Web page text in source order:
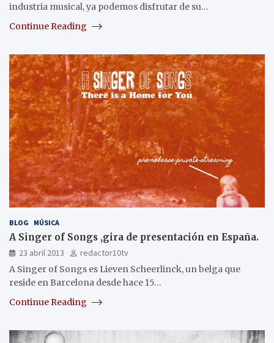
industria musical, ya podemos disfrutar de su…
Continue Reading
BLOG MÚSICA
A Singer of Songs ,gira de presentación en España.
23 abril 2013
redactor10tv
A Singer of Songs es Lieven Scheerlinck, un belga que
reside en Barcelona desde hace 15…
Continue Reading